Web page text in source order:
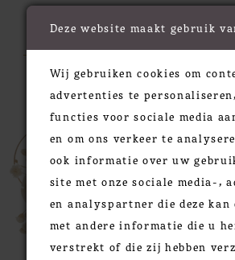
RELATED
Products
Carousel
end
PAUSE AUTOPLAY
PREVIOUS SLIDE
NEXT SLIDE
2
3
4
Deze website maakt gebruik
Wij gebruiken cookies om
advertenties te
functies voor sociale media
en om ons verkeer te
ook informatie over uw
site met onze sociale media-,
en analyspartner die deze kan
met andere informatie die u
verstrekt of die zij hebben